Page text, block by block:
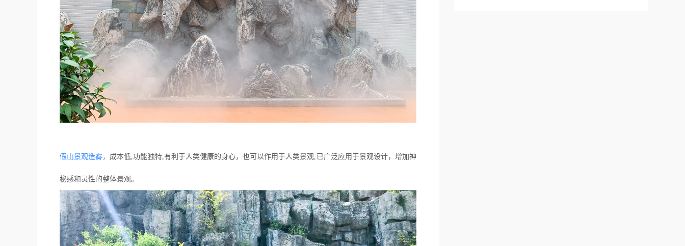
假山景观造雾， 成本低,功能独特,有利于人类健康的身心，也可以作用于人类景观,已广泛应用于景观设计，增加神
秘感和灵性的整体景观。